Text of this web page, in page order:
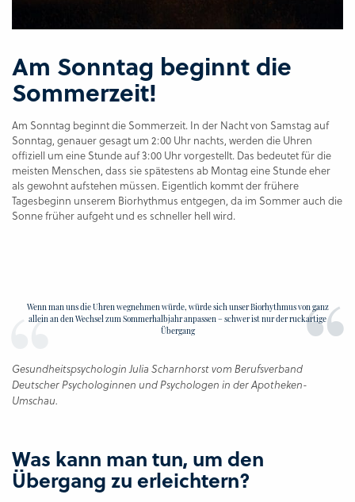
Am Sonntag beginnt die
Sommerzeit!
Am Sonntag beginnt die Sommerzeit. In der Nacht von Samstag auf
Sonntag, genauer gesagt um 2:00 Uhr nachts, werden die Uhren
offiziell um eine Stunde auf 3:00 Uhr vorgestellt. Das bedeutet für die
meisten Menschen, dass sie spätestens ab Montag eine Stunde eher
als gewohnt aufstehen müssen. Eigentlich kommt der frühere
Tagesbeginn unserem Biorhythmus entgegen, da im Sommer auch die
Sonne früher aufgeht und es schneller hell wird.
Wenn man uns die Uhren wegnehmen würde, würde sich unser Biorhythmus von ganz
allein an den Wechsel zum Sommerhalbjahr anpassen – schwer ist nur der ruckartige
Übergang
Gesundheitspsychologin Julia Scharnhorst vom Berufsverband
Deutscher Psychologinnen und Psychologen in der Apotheken-
Umschau.
Was kann man tun, um den
Übergang zu erleichtern?